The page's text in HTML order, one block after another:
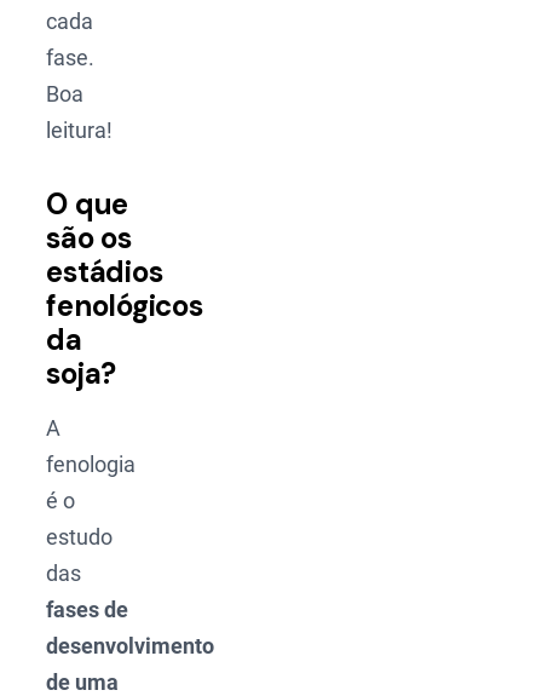
cada
fase.
Boa
leitura!
O que
são os
estádios
fenológicos
da
soja?
A
fenologia
é o
estudo
das
fases de
desenvolvimento
de uma